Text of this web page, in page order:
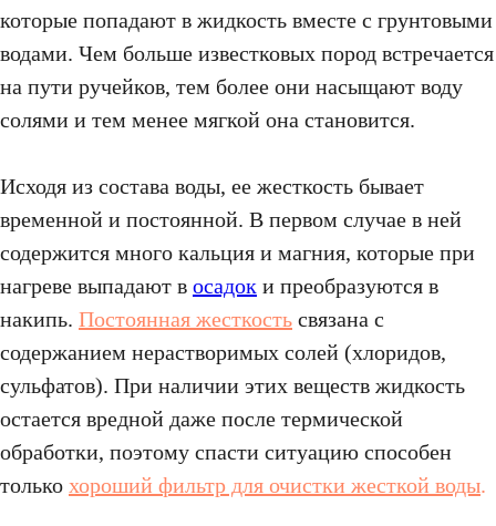
которые попадают в жидкость вместе с грунтовыми
водами. Чем больше известковых пород встречается
на пути ручейков, тем более они насыщают воду
солями и тем менее мягкой она становится.
Исходя из состава воды, ее жесткость бывает
временной и постоянной. В первом случае в ней
содержится много кальция и магния, которые при
нагреве выпадают в осадок и преобразуются в
накипь. Постоянная жесткость связана с
содержанием нерастворимых солей (хлоридов,
сульфатов). При наличии этих веществ жидкость
остается вредной даже после термической
обработки, поэтому спасти ситуацию способен
только хороший фильтр для очистки жесткой воды.